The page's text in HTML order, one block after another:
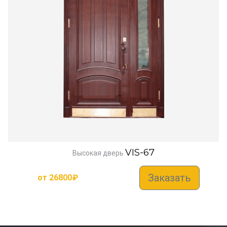
Высокая дверь VIS-67
от 26800₽ Заказать